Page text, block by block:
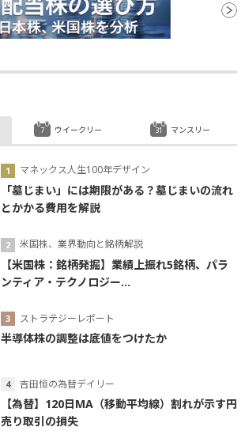
マネックス人生100年デザイン
「墓じまい」には期限がある？墓じまいの流れ
とかかる費用を解説
米国株、業界動向と銘柄解説
【米国株：銘柄発掘】業績上振れ5銘柄、パラ
ンティア・テクノロジー...
ストラテジーレポート
半導体株の調整は底値をつけたか
吉田恒の為替デイリー
【為替】120日MA（移動平均線）割れが示す円
売り取引の損失
ウイークリー マンスリー